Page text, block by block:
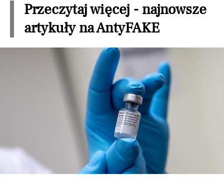
Przeczytaj więcej - najnowsze
artykuły na AntyFAKE